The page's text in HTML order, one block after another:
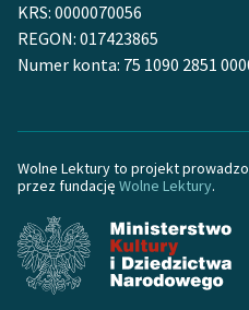
Odkurzamy bohaterów
Szkoła Poezji Wolnych
O nas
Kontakt
O projekcie
Zespół
KRS: 0000070056
REGON: 017423865
Numer konta: 75 1090 2851
Wolne Lektury to projekt
przez fundację Wolne Lektury.